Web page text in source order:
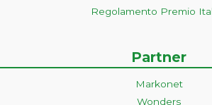
Regolamento Premio
Partner
Markonet
Wonders